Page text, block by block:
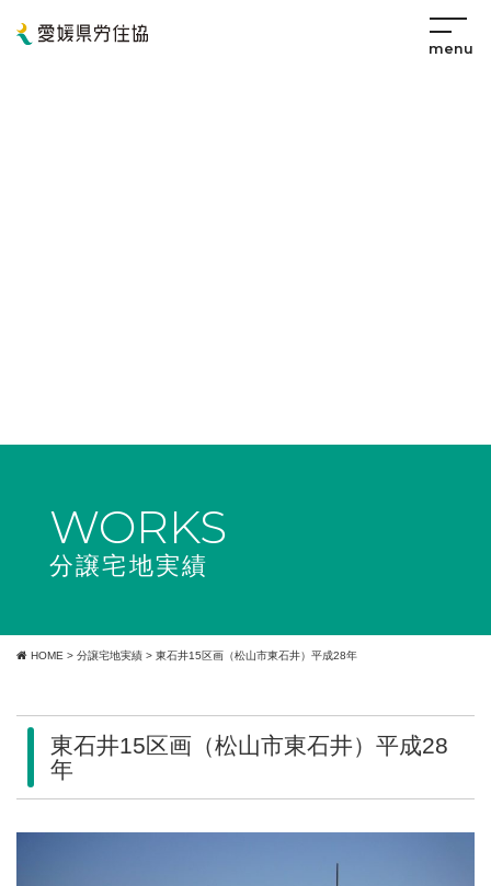
WORKS
分譲宅地実績
HOME > 分譲宅地実績 > 東石井15区画（松山市東石井）平成28年
東石井15区画（松山市東石井）平成28
年